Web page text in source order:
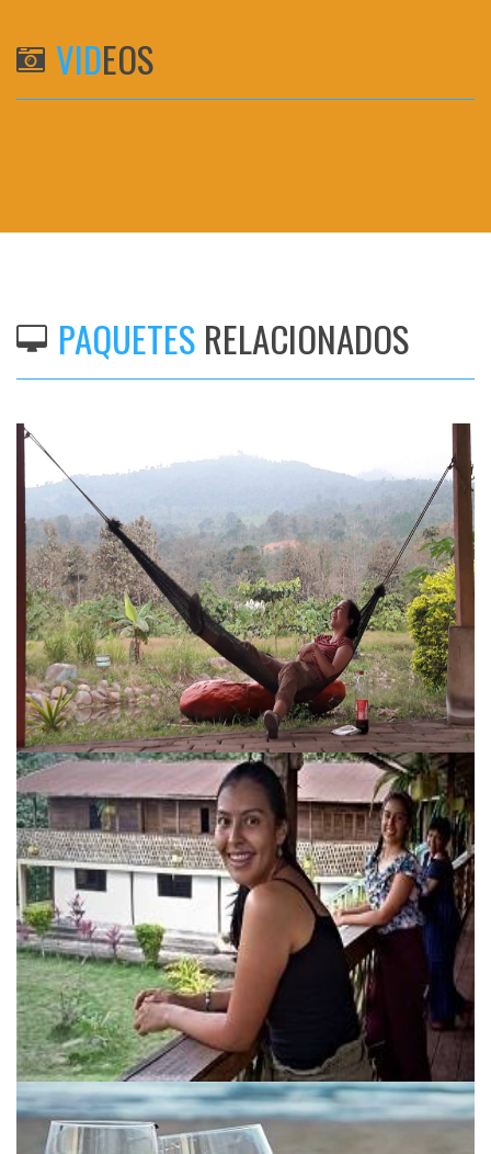
VIDEOS
PAQUETES RELACIONADOS